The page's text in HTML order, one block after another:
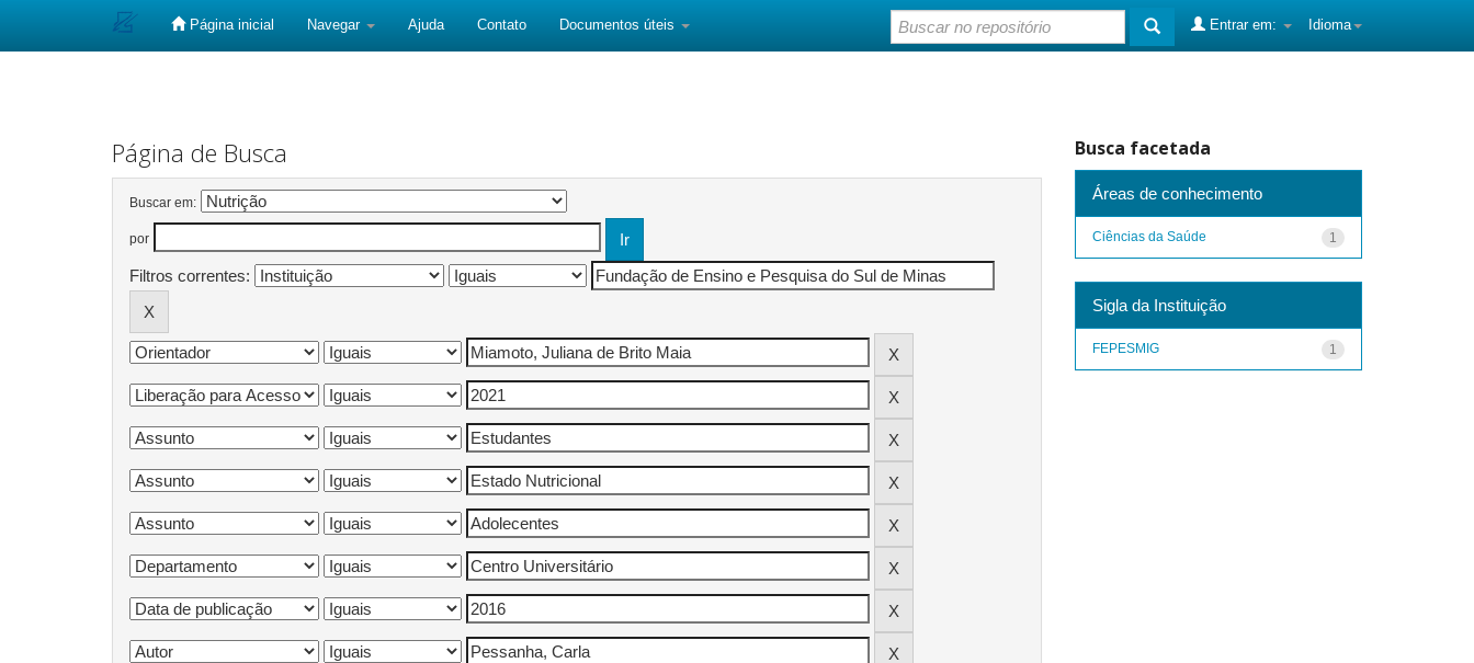
Página inicial Navegar Ajuda Contato Documentos úteis Idioma
Entrar em:
Página de Busca
Buscar em:
por
Filtros correntes:
Busca facetada
Áreas de conhecimento
1
Ciências da Saúde
Sigla da Instituição
1
FEPESMIG